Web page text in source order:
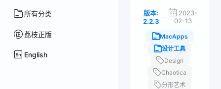
所有分类
荔枝正版
English
版本:
2.2.3
·
2023-
02-13
MacApps
设计工具
Design
Chaotica
分形艺术